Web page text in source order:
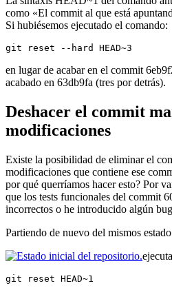
como «El commit al que está
Si hubiésemos ejecutado el comando:
git reset --hard HEAD~3
en lugar de acabar en el commit
acabado en 63db9fa (tres por detrás).
Deshacer el commit
modificaciones
Existe la posibilidad de eliminar el
modificaciones que contiene ese
por qué querríamos hacer esto? Por
que los tests funcionales del commit
incorrectos o he introducido algún
Partiendo de nuevo del mismos
git reset HEAD~1